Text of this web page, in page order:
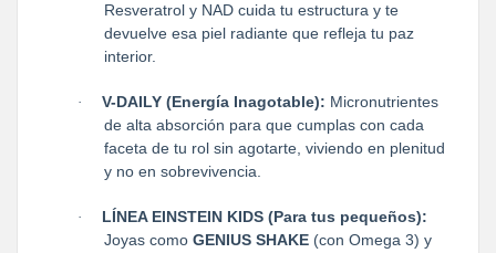
Resveratrol y NAD cuida tu estructura y te
devuelve esa piel radiante que refleja tu paz
interior.
· V-DAILY (Energía Inagotable): Micronutrientes
de alta absorción para que cumplas con cada
faceta de tu rol sin agotarte, viviendo en plenitud
y no en sobrevivencia.
·
LÍNEA EINSTEIN KIDS (Para tus pequeños):
Joyas como GENIUS SHAKE (con Omega 3) y